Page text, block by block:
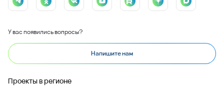
У вас появились вопросы?
Напишите нам
Проекты в регионе